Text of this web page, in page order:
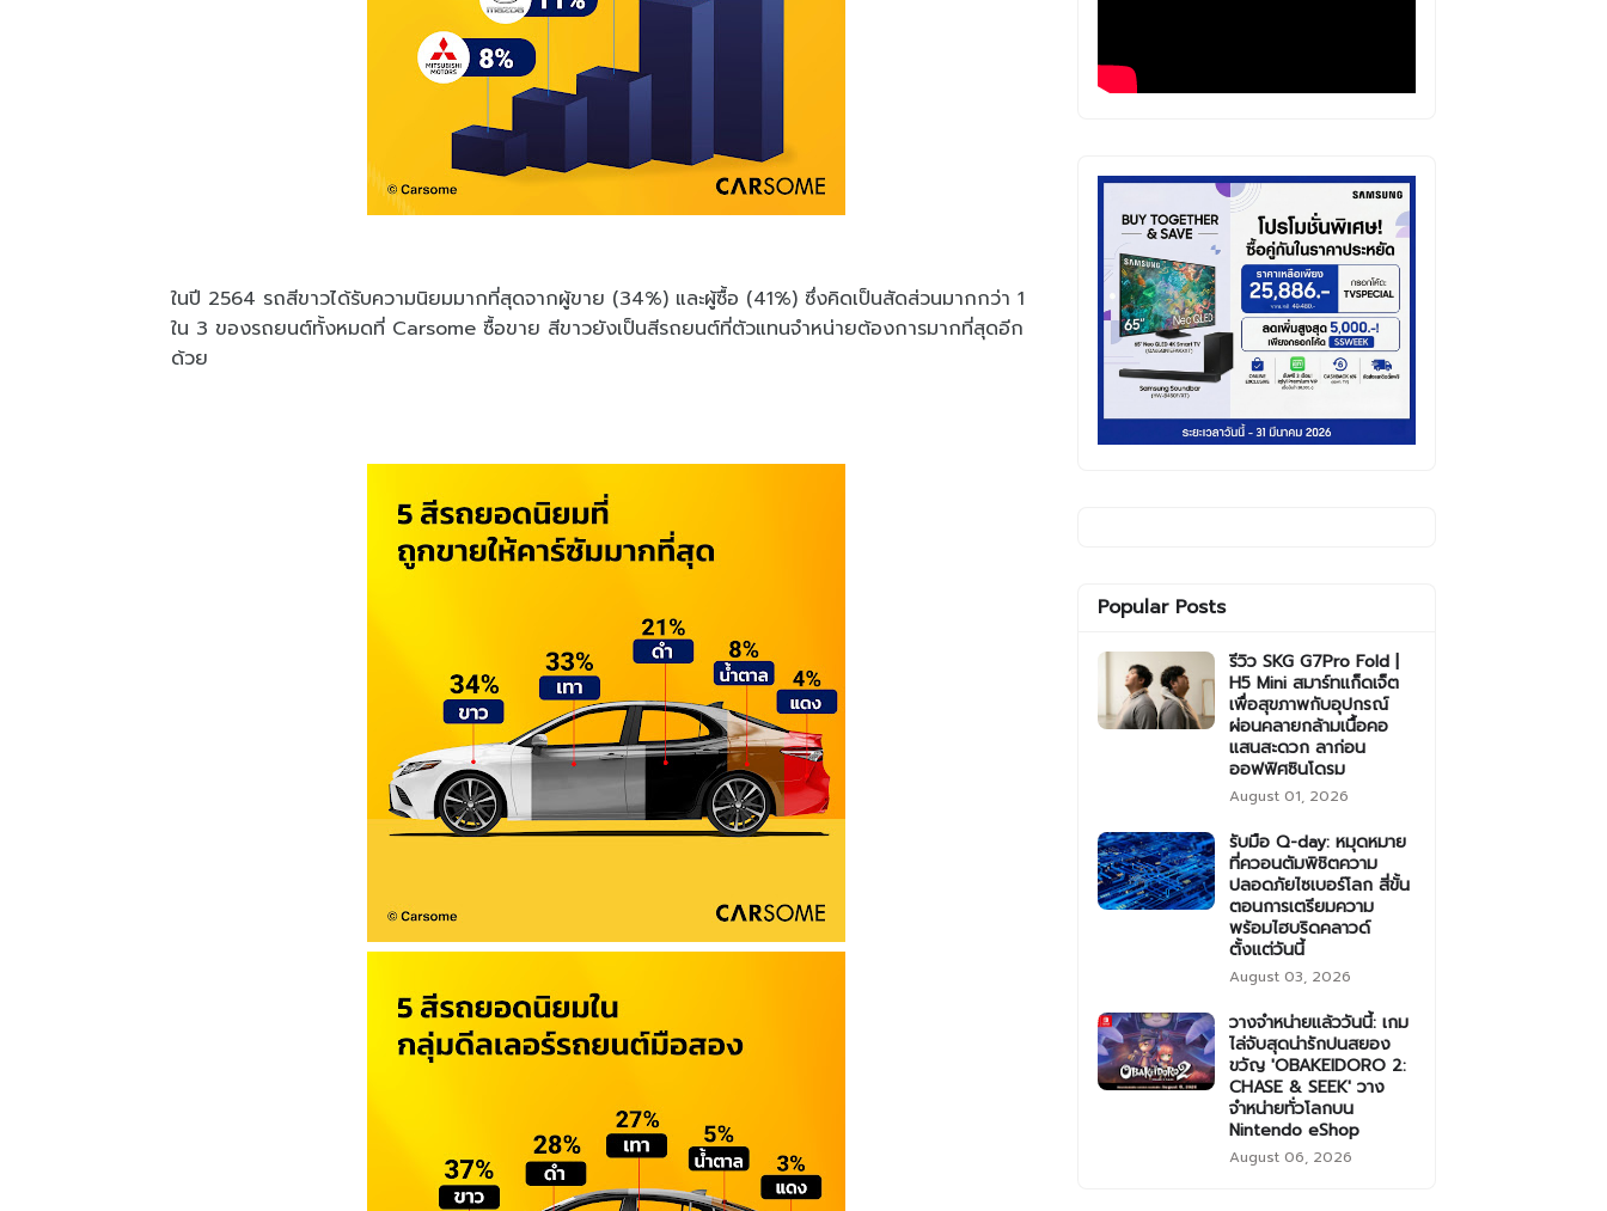
ในปี 2564 รถสีขาวได้รับความนิยมมากที่สุดจากผู้ขาย (34%) และผู้ซื้อ (41%) ซึ่งคิดเป็นสัดส่วนมากกว่า 1
ใน 3 ของรถยนต์ทั้งหมดที่ Carsome ซื้อขาย สีขาวยังเป็นสีรถยนต์ที่ตัวแทนจำหน่ายต้องการมากที่สุดอีก
ด้วย
Popular Posts
รีวิว SKG G7Pro Fold |
H5 Mini สมาร์ทแก็ดเจ็ต
เพื่อสุขภาพกับอุปกรณ์
ผ่อนคลายกล้ามเนื้อคอ
แสนสะดวก ลาก่อน
ออฟฟิศซินโดรม
August 01, 2026
รับมือ Q-day: หมุดหมาย
ที่ควอนตัมพิชิตความ
ปลอดภัยไซเบอร์โลก สี่ขั้น
ตอนการเตรียมความ
พร้อมไฮบริดคลาวด์
ตั้งแต่วันนี้
August 03, 2026
วางจำหน่ายแล้ววันนี้: เกม
ไล่จับสุดน่ารักปนสยอง
ขวัญ 'OBAKEIDORO 2:
CHASE & SEEK' วาง
จำหน่ายทั่วโลกบน
Nintendo eShop
August 06, 2026